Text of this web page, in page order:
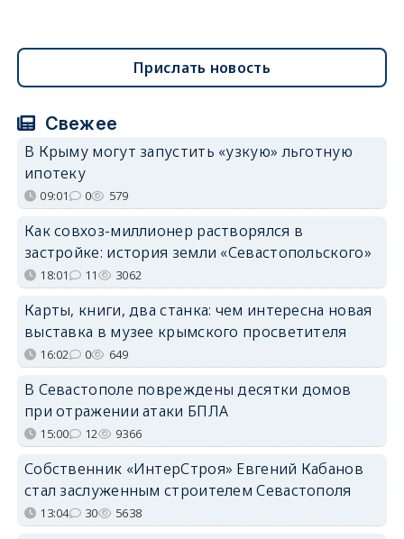
Прислать новость
Свежее
В Крыму могут запустить «узкую» льготную
ипотеку
09:01 0 579
Как совхоз-миллионер растворялся в
застройке: история земли «Севастопольского»
18:01 11 3062
Карты, книги, два станка: чем интересна новая
выставка в музее крымского просветителя
16:02 0 649
В Севастополе повреждены десятки домов
при отражении атаки БПЛА
15:00 12 9366
Собственник «ИнтерСтроя» Евгений Кабанов
стал заслуженным строителем Севастополя
13:04 30 5638